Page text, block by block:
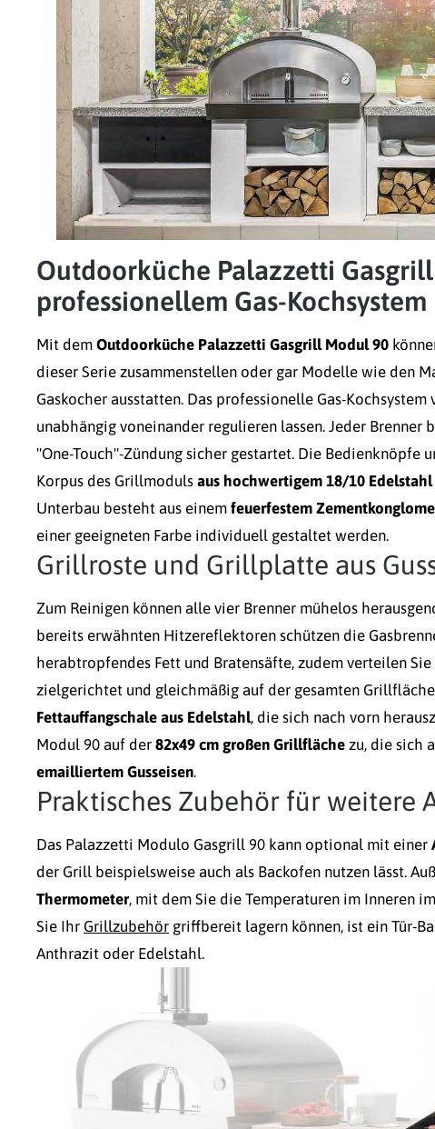
Outdoorküche Palazzetti
professionellem Gas-Kochsystem
Mit dem Outdoorküche Palazzetti Gasgrill Modul 90
dieser Serie zusammenstellen oder gar Modelle wie den
Gaskocher ausstatten. Das professionelle Gas-Kochsystem
unabhängig voneinander regulieren lassen. Jeder Brenner
"One-Touch"-Zündung sicher gestartet. Die
Korpus des Grillmoduls aus hochwertigem 18/10 Edelstahl
Unterbau besteht aus einem feuerfestem
einer geeigneten Farbe individuell gestaltet werden.
Grillroste und Grillplatte aus
Zum Reinigen können alle vier Brenner mühelos
bereits erwähnten Hitzereflektoren schützen die
herabtropfendes Fett und Bratensäfte, zudem verteilen
zielgerichtet und gleichmäßig auf der gesamten
Fettauffangschale aus Edelstahl, die sich nach vorn
Modul 90 auf der 82x49 cm großen Grillfläche zu, die sich
emailliertem Gusseisen.
Praktisches Zubehör für weitere
Das Palazzetti Modulo Gasgrill 90 kann optional mit einer
der Grill beispielsweise auch als Backofen nutzen lässt.
Thermometer, mit dem Sie die Temperaturen im Inneren
Sie Ihr Grillzubehör griffbereit lagern können, ist ein Tür-
Anthrazit oder Edelstahl.